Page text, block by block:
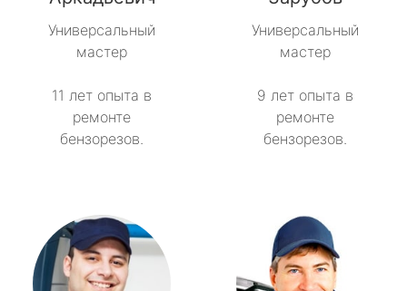
Тайцы
Толмачёво
Фёдоровское
Форносово
Универсальный
мастер
11 лет опыта в
ремонте
бензорезов.
Универсальный
мастер
9 лет опыта в
ремонте
бензорезов.